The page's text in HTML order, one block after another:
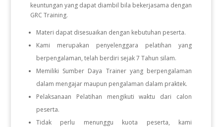
keuntungan yang dapat diambil bila bekerjasama dengan
GRC Training.
Materi dapat disesuaikan dengan kebutuhan peserta.
Kami merupakan penyelenggara pelatihan yang
berpengalaman, telah berdiri sejak 7 Tahun silam.
Memiliki Sumber Daya Trainer yang berpengalaman
dalam mengajar maupun pengalaman dalam praktek.
Pelaksanaan Pelatihan mengikuti waktu dari calon
peserta.
Tidak perlu menunggu kuota peserta, kami